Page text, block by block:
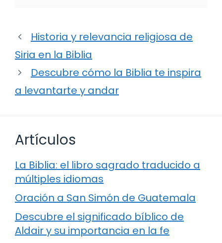
Historia y relevancia religiosa de
Siria en la Biblia
Descubre cómo la Biblia te inspira
a levantarte y andar
Artículos
La Biblia: el libro sagrado traducido a
múltiples idiomas
Oración a San Simón de Guatemala
Descubre el significado bíblico de
Aldair y su importancia en la fe